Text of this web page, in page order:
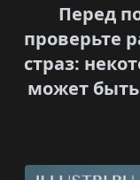
Перед
проверьте
страз:
может